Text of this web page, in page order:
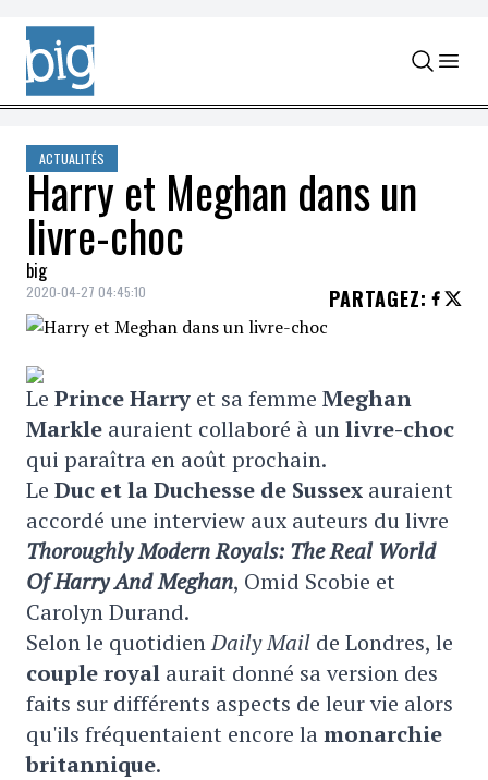
Skip to content
ACTUALITÉS
Harry et Meghan dans un
livre-choc
big
2020-04-27 04:45:10 PARTAGEZ:
Le Prince Harry et sa femme Meghan
Markle auraient collaboré à unlivre-choc
qui paraîtra en août prochain.
Le Duc et la Duchesse de Sussex auraient
accordé une interview aux auteurs du livre
Thoroughly Modern Royals: The Real World
Of Harry And Meghan, Omid Scobie et
Carolyn Durand.
Selon le quotidienDaily Mail de Londres, le
couple royal aurait donné sa version des
faits sur différents aspects de leur vie alors
qu'ils fréquentaient encore lamonarchie
britannique.